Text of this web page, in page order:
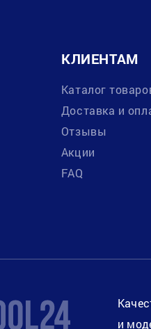
КЛИЕНТАМ
Каталог
Доставка и
Отзывы
Акции
FAQ
и